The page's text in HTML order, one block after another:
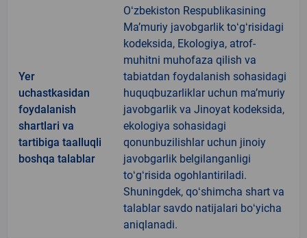
Yer
uchastkasidan
foydalanish
shartlari va
tartibiga taalluqli
boshqa talablar
Oʻzbekiston Respublikasining
Maʼmuriy javobgarlik toʻgʻrisidagi
kodeksida, Ekologiya, atrof-
muhitni muhofaza qilish va
tabiatdan foydalanish sohasidagi
huquqbuzarliklar uchun maʼmuriy
javobgarlik va Jinoyat kodeksida,
ekologiya sohasidagi
qonunbuzilishlar uchun jinoiy
javobgarlik belgilanganligi
toʻgʻrisida ogohlantiriladi.
Shuningdek, qoʻshimcha shart va
talablar savdo natijalari boʻyicha
aniqlanadi.